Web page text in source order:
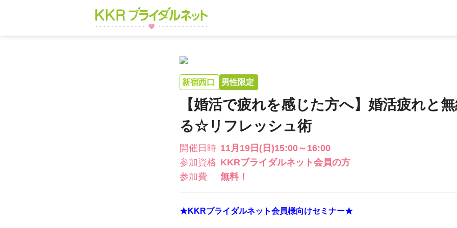
新宿西口 男性限定
【婚活で疲れを感じた方へ】婚活疲れと
る☆リフレッシュ術
開催日時 11月19日(日)15:00～16:00
参加資格 KKRブライダルネット会員の方
参加費
無料！
★KKRブライダルネット会員様向けセミナー★